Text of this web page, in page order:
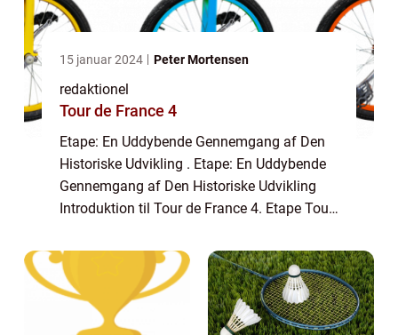
15 januar 2024 Peter Mortensen
redaktionel
Tour de France 4
Etape: En Uddybende Gennemgang af Den
Historiske Udvikling . Etape: En Uddybende
Gennemgang af Den Historiske Udvikling
Introduktion til Tour de France 4. Etape Tour
det berømte og prestigefyldte cykelløb, T...